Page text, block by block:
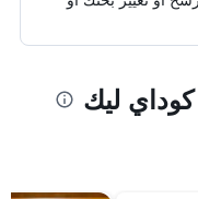
كوداي ليك